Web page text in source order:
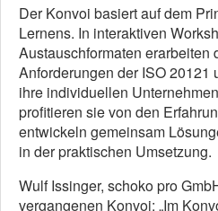
Der Konvoi basiert auf dem
Lernens. In interaktiven
Austauschformaten erarbeiten
Anforderungen der ISO 20121
ihre individuellen
profitieren sie von den
entwickeln gemeinsam
in der praktischen Umsetzung.
Wulf Issinger, schoko pro
vergangenen Konvoi: „Im